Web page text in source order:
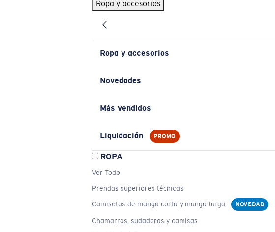
Ropa y accesorios
Ropa y accesorios
Novedades
Más vendidos
Liquidación PROMO
ROPA
Ver Todo
Prendas superiores técnicas
Camisetas de manga corta y manga larga
NOVEDAD
Chamarras, sudaderas y camisas